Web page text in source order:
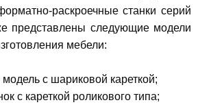
раскроечные станки серий
представлены следующие модели
мебели:
с шариковой кареткой;
с кареткой роликового типа;